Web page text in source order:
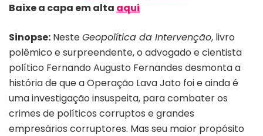
Baixe a capa em alta aqui
Sinopse: NesteGeopolítica da Intervenção, livro
polêmico e surpreendente, o advogado e cientista
político Fernando Augusto Fernandes desmonta a
história de que a Operação Lava Jato foi e ainda é
uma investigação insuspeita, para combater os
crimes de políticos corruptos e grandes
empresários corruptores. Mas seu maior propósito